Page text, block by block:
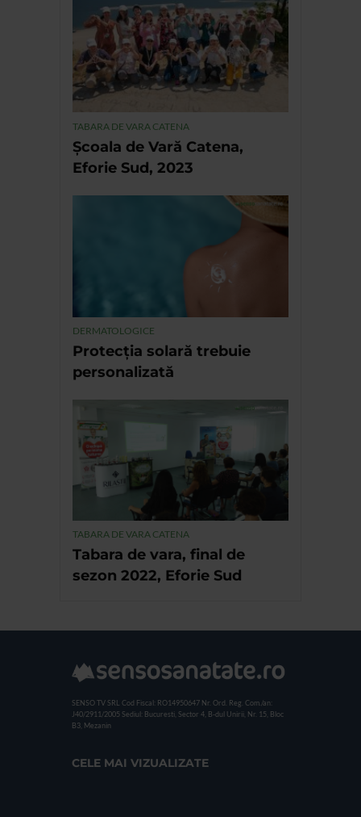
TABARA DE VARA CATENA
Școala de Vară Catena,
Eforie Sud, 2023
DERMATOLOGICE
Protecția solară trebuie
personalizată
TABARA DE VARA CATENA
Tabara de vara, final de
sezon 2022, Eforie Sud
SENSO TV SRL Cod Fiscal: RO14950647 Nr. Ord. Reg. Com./an:
J40/2911/2005 Sediul: Bucuresti, Sector 4, B-dul Unirii, Nr. 15, Bloc
B3, Mezanin
CELE MAI VIZUALIZATE